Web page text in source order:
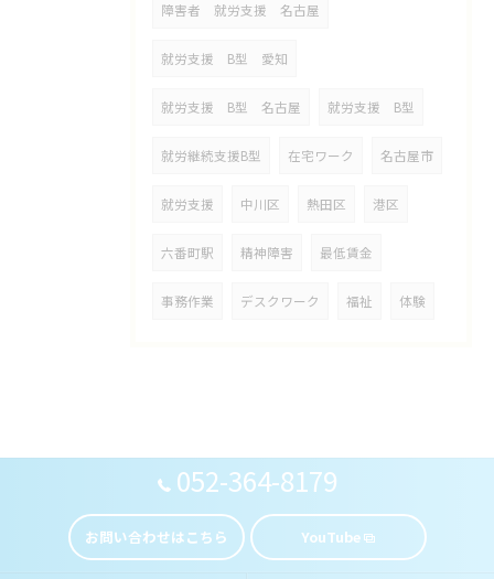
障害者 就労支援 名古屋
就労支援 B型 愛知
就労支援 B型 名古屋 就労支援 B型
就労継続支援B型 在宅ワーク 名古屋市
就労支援 中川区 熱田区 港区
六番町駅 精神障害 最低賃金
事務作業 デスクワーク 福祉 体験
052-364-8179
お問い合わせはこちら YouTube